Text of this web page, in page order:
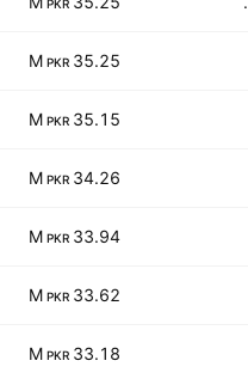
PKR
35.25 M
PKR
35.15 M
PKR
34.26 M
PKR
33.94 M
PKR
33.62 M
PKR
33.18 M
PKR